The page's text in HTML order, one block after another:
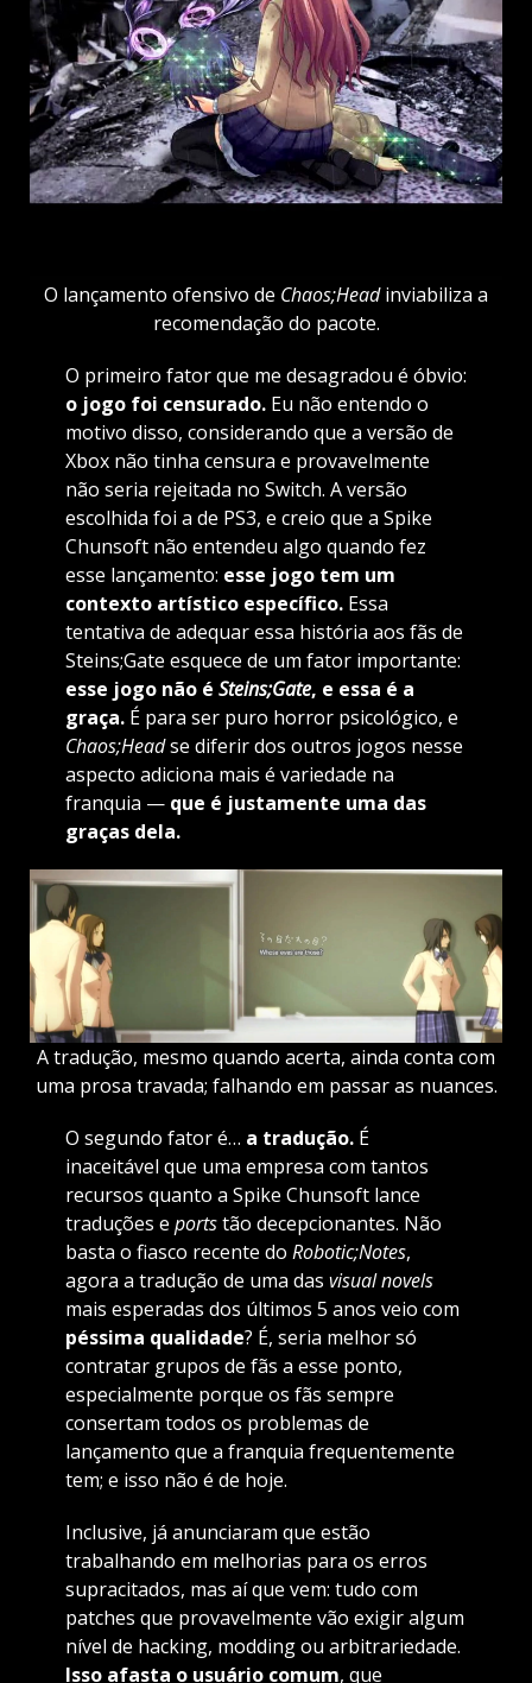
O lançamento ofensivo de Chaos;Headinviabiliza a
recomendação do pacote.
O primeiro fator que me desagradou é óbvio:
o jogo foi censurado.Eu não entendo o
motivo disso, considerando que a versão de
Xbox não tinha censura e provavelmente
não seria rejeitada no Switch. A versão
escolhida foi a de PS3, e creio que a Spike
Chunsoft não entendeu algo quando fez
esse lançamento: esse jogo tem um
contexto artístico específico.Essa
tentativa de adequar essa história aos fãs de
Steins;Gate esquece de um fator importante:
esse jogo não é Steins;Gate, e essa é a
graça.É para ser puro horror psicológico, e
Chaos;Headse diferir dos outros jogos nesse
aspecto adiciona mais é variedade na
franquia — que é justamente uma das
graças dela.
A tradução, mesmo quando acerta, ainda conta com
uma prosa travada; falhando em passar as nuances.
O segundo fator é… a tradução.É
inaceitável que uma empresa com tantos
recursos quanto a Spike Chunsoft lance
traduções e portstão decepcionantes. Não
basta o fiasco recente do Robotic;Notes,
agora a tradução de uma das visual novels
mais esperadas dos últimos 5 anos veio com
péssima qualidade? É, seria melhor só
contratar grupos de fãs a esse ponto,
especialmente porque os fãs sempre
consertam todos os problemas de
lançamento que a franquia frequentemente
tem; e isso não é de hoje.
Inclusive, já anunciaram que estão
trabalhando em melhorias para os erros
supracitados, mas aí que vem: tudo com
patches que provavelmente vão exigir algum
nível de hacking, modding ou arbitrariedade.
Isso afasta o usuário comum, que